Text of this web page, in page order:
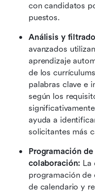
con candidatos
puestos.
Análisis y
avanzados
aprendizaje
de los
palabras clave e
según los
ayuda a
solicitantes más
Programación
colaboración: La
programación de
de calendario y